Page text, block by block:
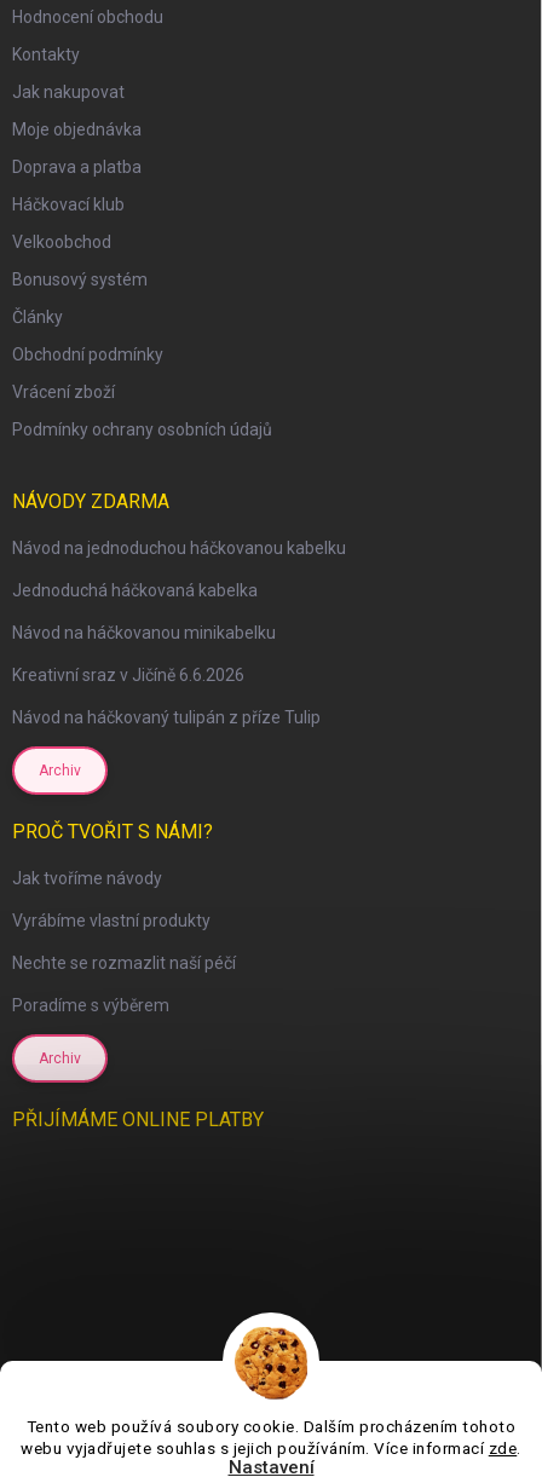
Tento web používá soubory cookie. Dalším procházením tohoto
webu vyjadřujete souhlas s jejich používáním. Více informací zde
Nastavení
Hodnocení obchodu
Kontakty
Jak nakupovat
Moje objednávka
Doprava a platba
Háčkovací klub
Velkoobchod
Bonusový systém
Články
Obchodní podmínky
Vrácení zboží
Podmínky ochrany osobních údajů
NÁVODY ZDARMA
Návod na jednoduchou háčkovanou kabelku
Jednoduchá háčkovaná kabelka
Návod na háčkovanou minikabelku
Kreativní sraz v Jičíně 6.6.2026
Návod na háčkovaný tulipán z příze Tulip
Archiv
PROČ TVOŘIT S NÁMI?
Jak tvoříme návody
Vyrábíme vlastní produkty
Nechte se rozmazlit naší péčí
Poradíme s výběrem
Archiv
PŘIJÍMÁME ONLINE PLATBY
Jsme tu pro vás už 11 let❤️